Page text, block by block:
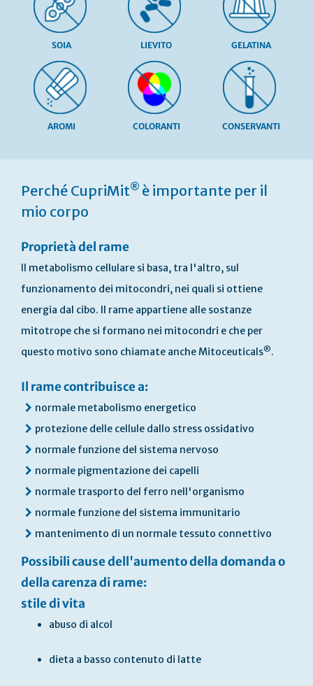
SOIA LIEVITO GELATINA
AROMI COLORANTI CONSERVANTI
galleria
Perché CupriMit® è importante per il
mio corpo
Proprietà del rame
Il metabolismo cellulare si basa, tra l'altro, sul
funzionamento dei mitocondri, nei quali si ottiene
energia dal cibo. Il rame appartiene alle sostanze
mitotrope che si formano nei mitocondri e che per
questo motivo sono chiamate anche Mitoceuticals®.
Il rame contribuisce a:
normale metabolismo energetico
protezione delle cellule dallo stress ossidativo
normale funzione del sistema nervoso
normale pigmentazione dei capelli
normale trasporto del ferro nell'organismo
normale funzione del sistema immunitario
mantenimento di un normale tessuto connettivo
Possibili cause dell'aumento della domanda o
della carenza di rame:
stile di vita
abuso di alcol
dieta a basso contenuto di latte